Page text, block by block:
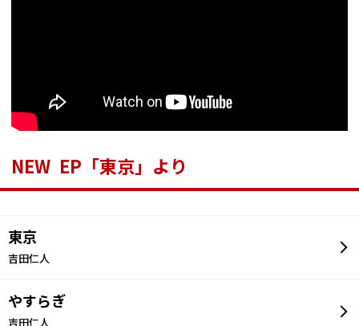
NEW EP「東京」より
東京
吉田仁人
やすらぎ
吉田仁人